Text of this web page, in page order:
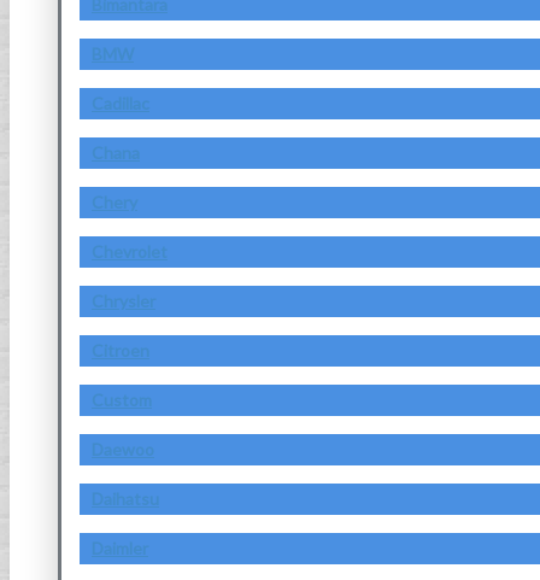
Bimantara
BMW
Cadillac
Chana
Chery
Chevrolet
Chrysler
Citroen
Custom
Daewoo
Daihatsu
Daimler